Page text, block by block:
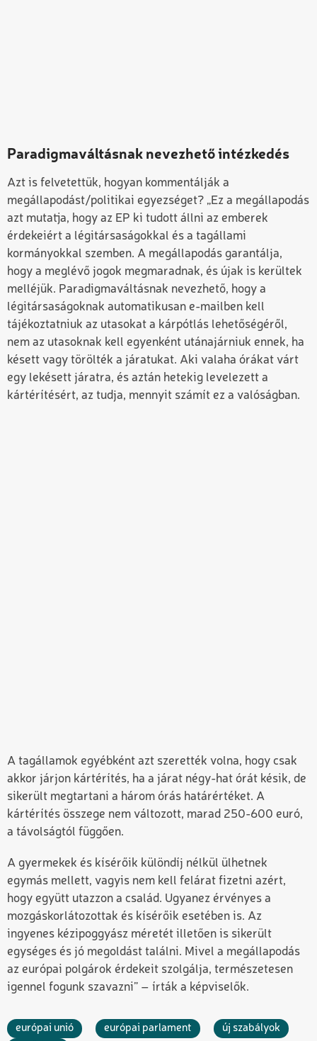
Paradigmaváltásnak nevezhető intézkedés
Azt is felvetettük, hogyan kommentálják a
megállapodást/politikai egyezséget? „Ez a megállapodás
azt mutatja, hogy az EP ki tudott állni az emberek
érdekeiért a légitársaságokkal és a tagállami
kormányokkal szemben. A megállapodás garantálja,
hogy a meglévő jogok megmaradnak, és újak is kerültek
melléjük. Paradigmaváltásnak nevezhető, hogy a
légitársaságoknak automatikusan e-mailben kell
tájékoztatniuk az utasokat a kárpótlás lehetőségéről,
nem az utasoknak kell egyenként utánajárniuk ennek, ha
késett vagy törölték a járatukat. Aki valaha órákat várt
egy lekésett járatra, és aztán hetekig levelezett a
kártérítésért, az tudja, mennyit számít ez a valóságban.
A tagállamok egyébként azt szerették volna, hogy csak
akkor járjon kártérítés, ha a járat négy-hat órát késik, de
sikerült megtartani a három órás határértéket. A
kártérítés összege nem változott, marad 250-600 euró,
a távolságtól függően.
A gyermekek és kísérőik különdíj nélkül ülhetnek
egymás mellett, vagyis nem kell felárat fizetni azért,
hogy együtt utazzon a család. Ugyanez érvényes a
mozgáskorlátozottak és kísérőik esetében is. Az
ingyenes kézipoggyász méretét illetően is sikerült
egységes és jó megoldást találni. Mivel a megállapodás
az európai polgárok érdekeit szolgálja, természetesen
igennel fogunk szavazni” – írták a képviselők.
európai unió európai parlament
új szabályok